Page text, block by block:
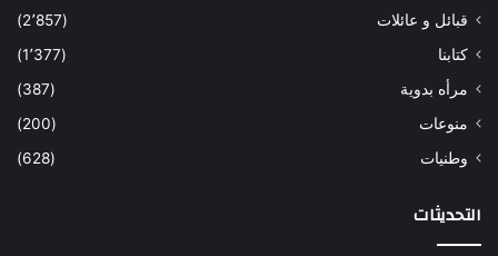
قبائل و عائلات
(2٬857)
كتابنا
(1٬377)
مرأه بدوية
(387)
منوعات
(200)
وطنيات
(628)
التحديثات